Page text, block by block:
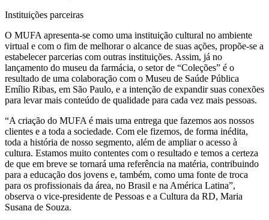
Instituições parceiras
O MUFA apresenta-se como uma instituição cultural no ambiente
virtual e com o fim de melhorar o alcance de suas ações, propõe-se a
estabelecer parcerias com outras instituições. Assim, já no
lançamento do museu da farmácia, o setor de “Coleções” é o
resultado de uma colaboração com o Museu de Saúde Pública
Emílio Ribas, em São Paulo, e a intenção de expandir suas conexões
para levar mais conteúdo de qualidade para cada vez mais pessoas.
“A criação do MUFA é mais uma entrega que fazemos aos nossos
clientes e a toda a sociedade. Com ele fizemos, de forma inédita,
toda a história de nosso segmento, além de ampliar o acesso à
cultura. Estamos muito contentes com o resultado e temos a certeza
de que em breve se tornará uma referência na matéria, contribuindo
para a educação dos jovens e, também, como uma fonte de troca
para os profissionais da área, no Brasil e na América Latina”,
observa o vice-presidente de Pessoas e a Cultura da RD, Maria
Susana de Souza.